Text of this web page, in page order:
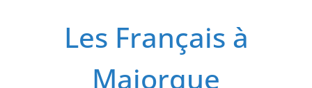
Les Français à
Majorque